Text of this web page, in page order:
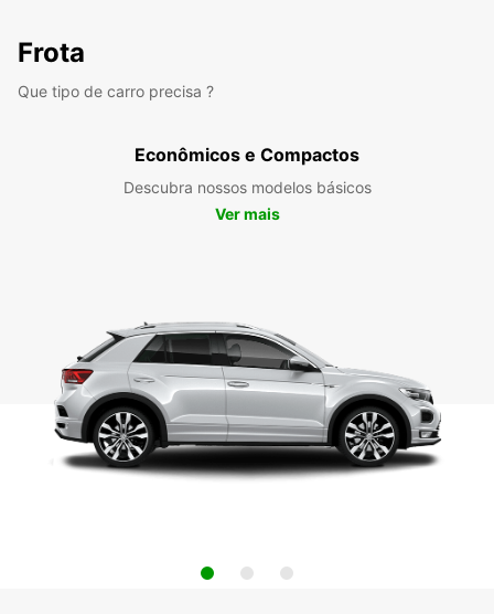
Frota
Que tipo de carro precisa ?
Econômicos e Compactos
Descubra nossos modelos básicos
Ver mais